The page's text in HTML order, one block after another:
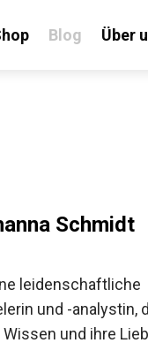
Blog Über
Schmidt
leidenschaftliche
und -analystin,
und ihre